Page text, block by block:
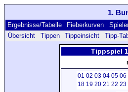
1.
Ergebnisse/Tabelle Fieberkurven
Übersicht
Tippen Tippeinsicht Tipp-
Tippspiel
01 02 03 04 05 06
18 19 20 21 22 23